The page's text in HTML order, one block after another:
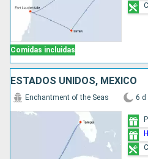
Comidas incluidas
ESTADOS UNIDOS, MÉXICO
Enchantment of the Seas 6 d